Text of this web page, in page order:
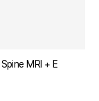
MRI + E